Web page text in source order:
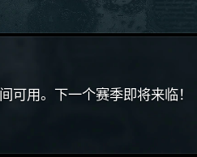
可用。下一个赛季即将来临！